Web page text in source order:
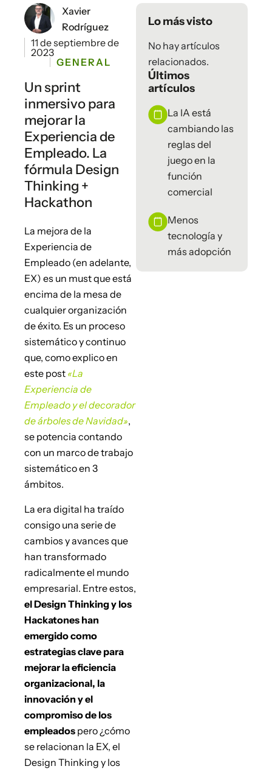
Xavier
Rodríguez
11 de septiembre de
2023
GENERAL
Un sprint
inmersivo para
mejorar la
Experiencia de
Empleado. La
fórmula Design
Thinking +
Hackathon
La mejora de la
Experiencia de
Empleado (en adelante,
EX) es un must que está
encima de la mesa de
cualquier organización
de éxito. Es un proceso
sistemático y continuo
que, como explico en
este post «La
Experiencia de
Empleado y el decorador
de árboles de Navidad»,
se potencia contando
con un marco de trabajo
sistemático en 3
ámbitos.
La era digital ha traído
consigo una serie de
cambios y avances que
han transformado
radicalmente el mundo
empresarial. Entre estos,
el Design Thinking y los
Hackatones han
emergido como
estrategias clave para
mejorar la eficiencia
organizacional, la
innovación y el
compromiso de los
empleados pero ¿cómo
se relacionan la EX, el
Design Thinking y los
Lo más visto
No hay artículos
relacionados.
Últimos
artículos
La IA está
cambiando las
reglas del
juego en la
función
comercial
Menos
tecnología y
más adopción